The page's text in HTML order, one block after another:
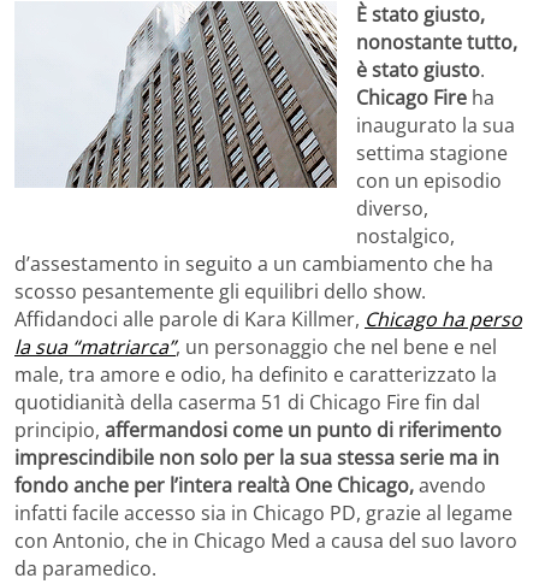
È stato giusto,
nonostante tutto,
è stato giusto.
Chicago Fire ha
inaugurato la sua
settima stagione
con un episodio
diverso,
nostalgico,
d’assestamento in seguito a un cambiamento che ha
scosso pesantemente gli equilibri dello show.
Affidandoci alle parole di Kara Killmer, Chicago ha perso
la sua “matriarca”, un personaggio che nel bene e nel
male, tra amore e odio, ha definito e caratterizzato la
quotidianità della caserma 51 di Chicago Fire fin dal
principio, affermandosi come un punto di riferimento
imprescindibile non solo per la sua stessa serie ma in
fondo anche per l’intera realtà One Chicago,avendo
infatti facile accesso sia in Chicago PD, grazie al legame
con Antonio, che in Chicago Med a causa del suo lavoro
da paramedico.